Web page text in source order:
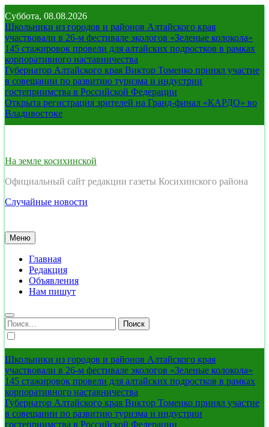
Перейти
к
содержимому
Суббота, 08.08.2026
Школьники из городов и районов Алтайского края
участвовали в 26-м фестивале экологов «Зеленые колокола»
145 стажировок провели для алтайских подростков в рамках
корпоративного наставничества
Губернатор Алтайского края Виктор Томенко принял участие
в совещании по развитию туризма и индустрии
гостеприимства в Российской Федерации
Открыта регистрация зрителей на Гранд-финал «КАРДО» во
Владивостоке
На земле косихинской
Официальный сайт редакции газеты Косихинского района
Случайные новости
Меню
Главная
Редакция
Объявления
Нам пишут
Найти:
Школьники из городов и районов Алтайского края
участвовали в 26-м фестивале экологов «Зеленые колокола»
145 стажировок провели для алтайских подростков в рамках
корпоративного наставничества
Губернатор Алтайского края Виктор Томенко принял участие
в совещании по развитию туризма и индустрии
гостеприимства в Российской Федерации